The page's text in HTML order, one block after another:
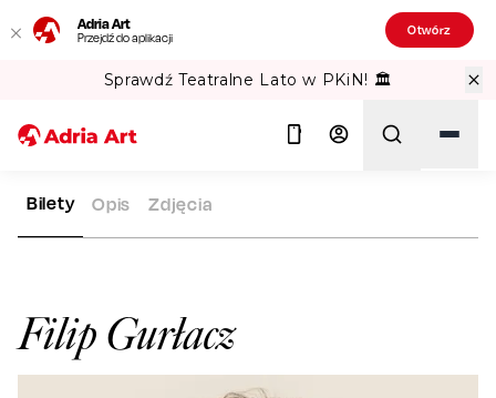
Adria Art
Przejdź do aplikacji Otwórz
Sprawdź Teatralne Lato w PKiN! 🏛️
ADRIA ART ARTYŚCI FILIP GURŁACZ
Filip Gurłacz
Bilety Opis Zdjęcia